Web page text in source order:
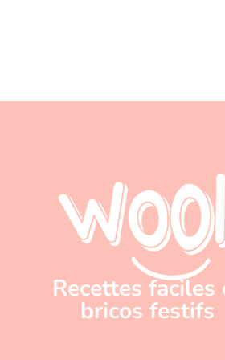
Recettes faciles
bricos festifs